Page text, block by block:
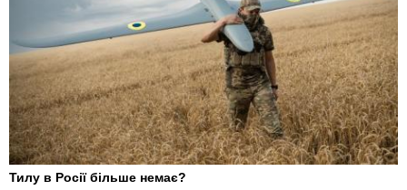
Тилу в Росії більше немає?